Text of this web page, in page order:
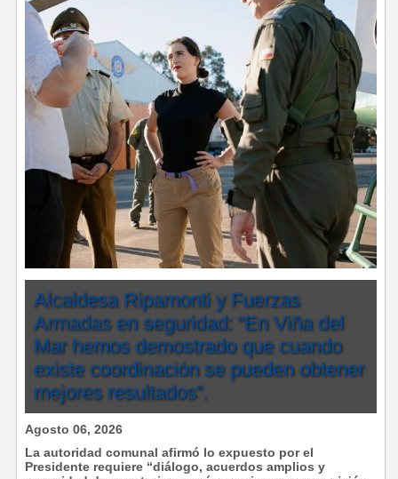
Alcaldesa Ripamonti y Fuerzas
Armadas en seguridad: “En Viña del
Mar hemos demostrado que cuando
existe coordinación se pueden obtener
mejores resultados”.
Agosto 06, 2026
La autoridad comunal afirmó lo expuesto por el
Presidente requiere “diálogo, acuerdos amplios y